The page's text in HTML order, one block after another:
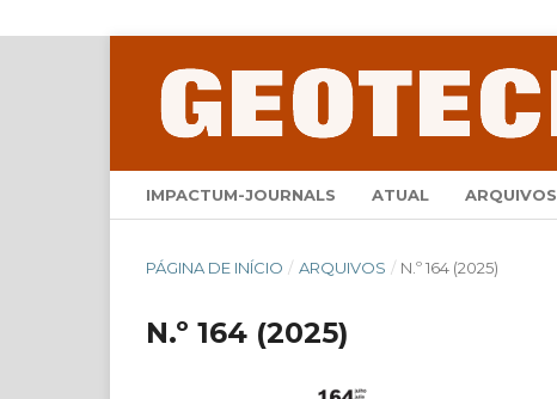
IMPACTUM-JOURNALS ATUAL ARQUIVOS
PÁGINA DE INÍCIO / ARQUIVOS / N.º 164 (2025)
N.º 164 (2025)